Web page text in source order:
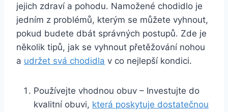
jejich zdraví a pohodu. Namožené chodidlo je
jedním z problémů, kterým se můžete vyhnout,
pokud budete dbát správných postupů. Zde je
několik tipů, jak se vyhnout přetěžování nohou
a udržet svá chodidla v co nejlepší kondici.
Používejte vhodnou obuv – Investujte do
kvalitní obuvi, která poskytuje dostatečnou